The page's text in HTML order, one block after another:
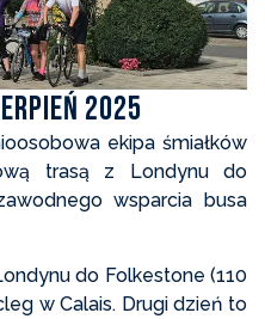
2025
ekipa śmiałków
trasą z Londynu do
wsparcia busa
do Folkestone (110
w Calais. Drugi dzień to